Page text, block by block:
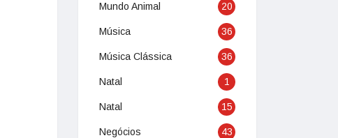
Mundo Animal 20
Música 36
Música Clássica 36
Natal 1
Natal 15
Negócios 43